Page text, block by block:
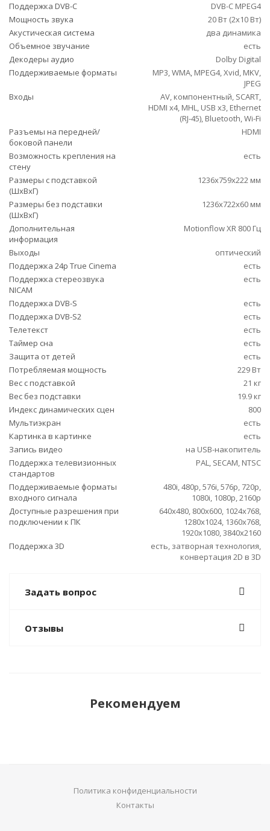
Поддержка DVB-C
DVB-C MPEG4
Мощность звука
20 Вт (2x10 Вт)
Акустическая система
два динамика
Объемное звучание
есть
Декодеры аудио
Dolby Digital
Поддерживаемые форматы
MP3, WMA, MPEG4, Xvid, MKV,
JPEG
Входы
AV, компонентный, SCART,
HDMI x4, MHL, USB x3, Ethernet
(RJ-45), Bluetooth, Wi-Fi
Разъемы на передней/
боковой панели
HDMI
Возможность крепления на
стену
есть
Размеры с подставкой
(ШxВxГ)
1236x759x222 мм
Размеры без подставки
(ШxВxГ)
1236x722x60 мм
Дополнительная
информация
Motionflow XR 800 Гц
Выходы
оптический
Поддержка 24p True Cinema
есть
Поддержка стереозвука
NICAM
есть
Поддержка DVB-S
есть
Поддержка DVB-S2
есть
Телетекст
есть
Таймер сна
есть
Защита от детей
есть
Потребляемая мощность
229 Вт
Вес с подставкой
21 кг
Вес без подставки
19.9 кг
Индекс динамических сцен
800
Мультиэкран
есть
Картинка в картинке
есть
Запись видео
на USB-накопитель
Поддержка телевизионных
стандартов
PAL, SECAM, NTSC
Поддерживаемые форматы
входного сигнала
480i, 480p, 576i, 576p, 720p,
1080i, 1080p, 2160p
Доступные разрешения при
подключении к ПК
640x480, 800x600, 1024x768,
1280x1024, 1360x768,
1920x1080, 3840x2160
Поддержка 3D
есть, затворная технология,
конвертация 2D в 3D
Задать вопрос
Отзывы
Рекомендуем
Политика конфиденциальности
Контакты